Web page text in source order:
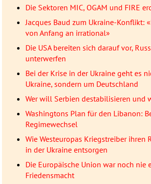
Die Sektoren MIC, OGAM und FIRE
Jacques Baud zum Ukraine-Konflikt:
von Anfang an irrational»
Die USA bereiten sich darauf vor,
unterwerfen
Bei der Krise in der Ukraine geht es
Ukraine, sondern um Deutschland
Wer will Serbien destabilisieren und
Washingtons Plan für den Libanon:
Regimewechsel
Wie Westeuropas Kriegstreiber ihren
in der Ukraine entsorgen
Die Europäische Union war noch nie
Friedensmacht